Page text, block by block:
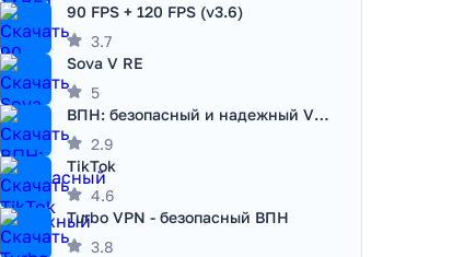
90 FPS + 120 FPS (v3.6)
3.7
Sova V RE
5
ВПН: безопасный и надежный VPN
2.9
TikTok
4.6
Turbo VPN - безопасный ВПН
3.8